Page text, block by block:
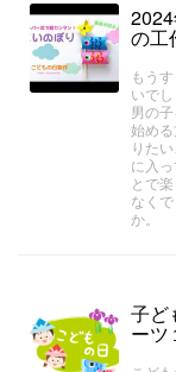
の工
もう
いで
男の
始め
りた
に入
とで
なく
か。
子ど
ーツ